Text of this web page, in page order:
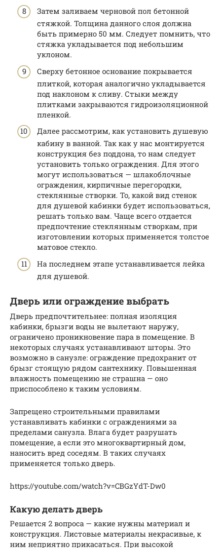
Затем заливаем черновой пол бетонной
стяжкой. Толщина данного слоя должна
быть примерно 50 мм. Следует помнить, что
стяжка укладывается под небольшим
уклоном.
Сверху бетонное основание покрывается
плиткой, которая аналогично укладывается
под наклоном к сливу. Стыки между
плитками закрываются гидроизоляционной
пленкой.
Далее рассмотрим, как установить душевую
кабину в ванной. Так как у нас монтируется
конструкция без поддона, то нам следует
установить только ограждения. Для этого
могут использоваться — шлакоблочные
ограждения, кирпичные перегородки,
стеклянные створки. То, какой вид стенок
для душевой кабинки будет использоваться,
решать только вам. Чаще всего отдается
предпочтение стеклянным створкам, при
изготовлении которых применяется толстое
матовое стекло.
На последнем этапе устанавливается лейка
для душевой.
Дверь или ограждение выбрать
Дверь предпочтительнее: полная изоляция
кабинки, брызги воды не вылетают наружу,
ограничено проникновение пара в помещение. В
некоторых случаях устанавливают шторы. Это
возможно в санузле: ограждение предохранит от
брызг стоящую рядом сантехнику. Повышенная
влажность помещению не страшна — оно
приспособлено к таким условиям.
Запрещено строительными правилами
устанавливать кабинки с ограждениями за
пределами санузла. Влага будет разрушать
помещение, а если это многоквартирный дом,
наносить вред соседям. В таких случаях
применяется только дверь.
https://youtube.com/watch?v=CBGzYdT-Dw0
Какую делать дверь
Решается 2 вопроса — какие нужны материал и
конструкция. Листовые материалы некрасивые, к
ним неприятно прикасаться. При высокой